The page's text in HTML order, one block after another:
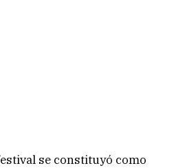
se constituyó como